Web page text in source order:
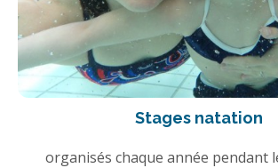
Stages natation
organisés chaque année pendant